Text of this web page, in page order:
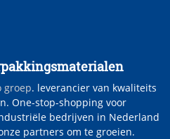
groep. leverancier van kwaliteits
One-stop-shopping voor
bedrijven in Nederland
partners om te groeien.